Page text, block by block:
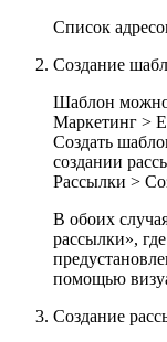
Список
Cоздание
Шаблон можно
Маркетинг >
Создать
создании
Рассылки >
В обоих
рассылки»,
помощью
Создание